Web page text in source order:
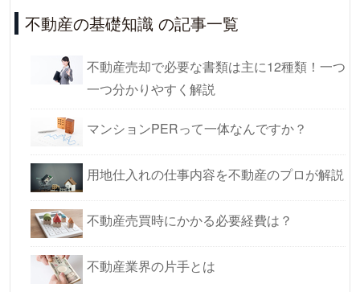
不動産の基礎知識 の記事一覧
不動産売却で必要な書類は主に12種類！一つ
一つ分かりやすく解説
マンションPERって一体なんですか？
用地仕入れの仕事内容を不動産のプロが解説
不動産売買時にかかる必要経費は？
不動産業界の片手とは